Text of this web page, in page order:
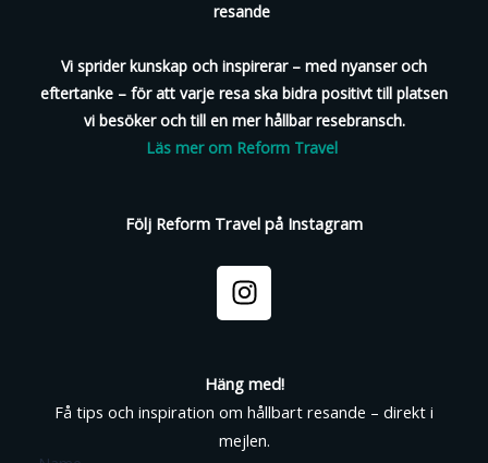
resande
Vi sprider kunskap och inspirerar – med nyanser och
eftertanke – för att varje resa ska bidra positivt till platsen
vi besöker och till en mer hållbar resebransch.
Läs mer om Reform Travel
Följ Reform Travel på Instagram
I
n
s
a
g
r
Häng med!
Få tips och inspiration om hållbart resande – direkt i
mejlen.